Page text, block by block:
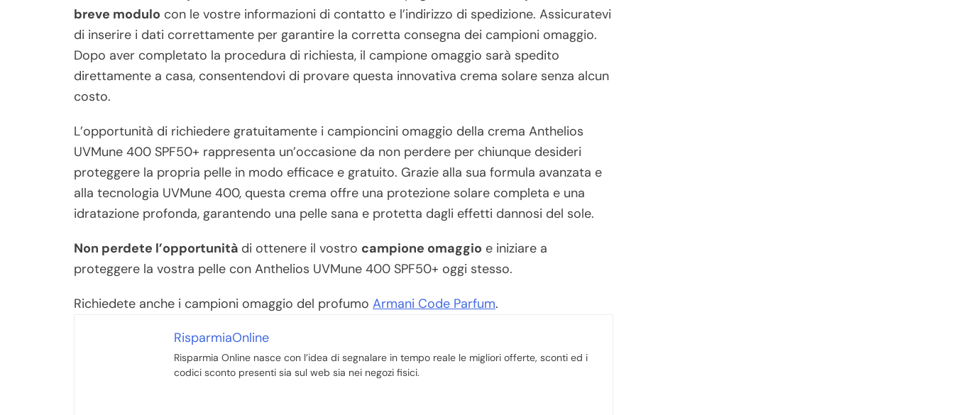
breve modulo con le vostre informazioni di contatto e l’indirizzo di spedizione. Assicuratevi
di inserire i dati correttamente per garantire la corretta consegna dei campioni omaggio.
Dopo aver completato la procedura di richiesta, il campione omaggio sarà spedito
direttamente a casa, consentendovi di provare questa innovativa crema solare senza alcun
costo.
L’opportunità di richiedere gratuitamente i campioncini omaggio della crema Anthelios
UVMune 400 SPF50+ rappresenta un’occasione da non perdere per chiunque desideri
proteggere la propria pelle in modo efficace e gratuito. Grazie alla sua formula avanzata e
alla tecnologia UVMune 400, questa crema offre una protezione solare completa e una
idratazione profonda, garantendo una pelle sana e protetta dagli effetti dannosi del sole.
Non perdete l’opportunità di ottenere il vostro campione omaggio e iniziare a
proteggere la vostra pelle con Anthelios UVMune 400 SPF50+ oggi stesso.
Richiedete anche i campioni omaggio del profumo Armani Code Parfum.
RisparmiaOnline
Risparmia Online nasce con l’idea di segnalare in tempo reale le migliori offerte, sconti ed i
codici sconto presenti sia sul web sia nei negozi fisici.